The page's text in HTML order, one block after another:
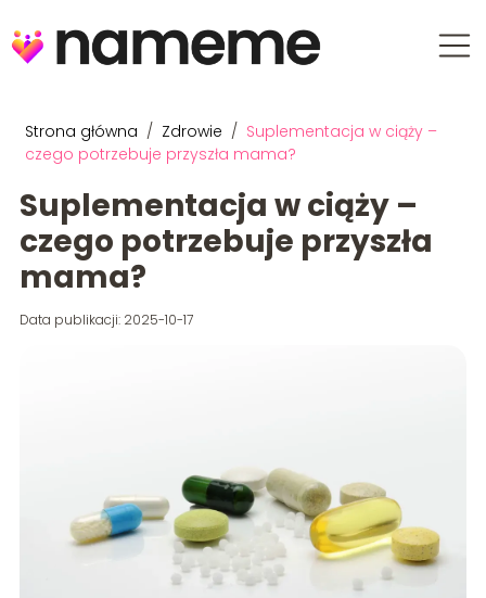
Strona główna / Zdrowie / Suplementacja w ciąży –
czego potrzebuje przyszła mama?
Suplementacja w ciąży –
czego potrzebuje przyszła
mama?
Data publikacji: 2025-10-17